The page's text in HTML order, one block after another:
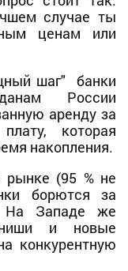
случае ты
ценам или
шаг" банки
России
аренду за
которая
накопления.
рынке (95 % не
борются за
На Западе же
и новые
конкурентную